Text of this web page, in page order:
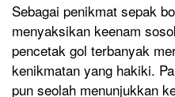
Sebagai penikmat sepak
menyaksikan keenam
pencetak gol terbanyak
kenikmatan yang hakiki.
pun seolah menunjukkan